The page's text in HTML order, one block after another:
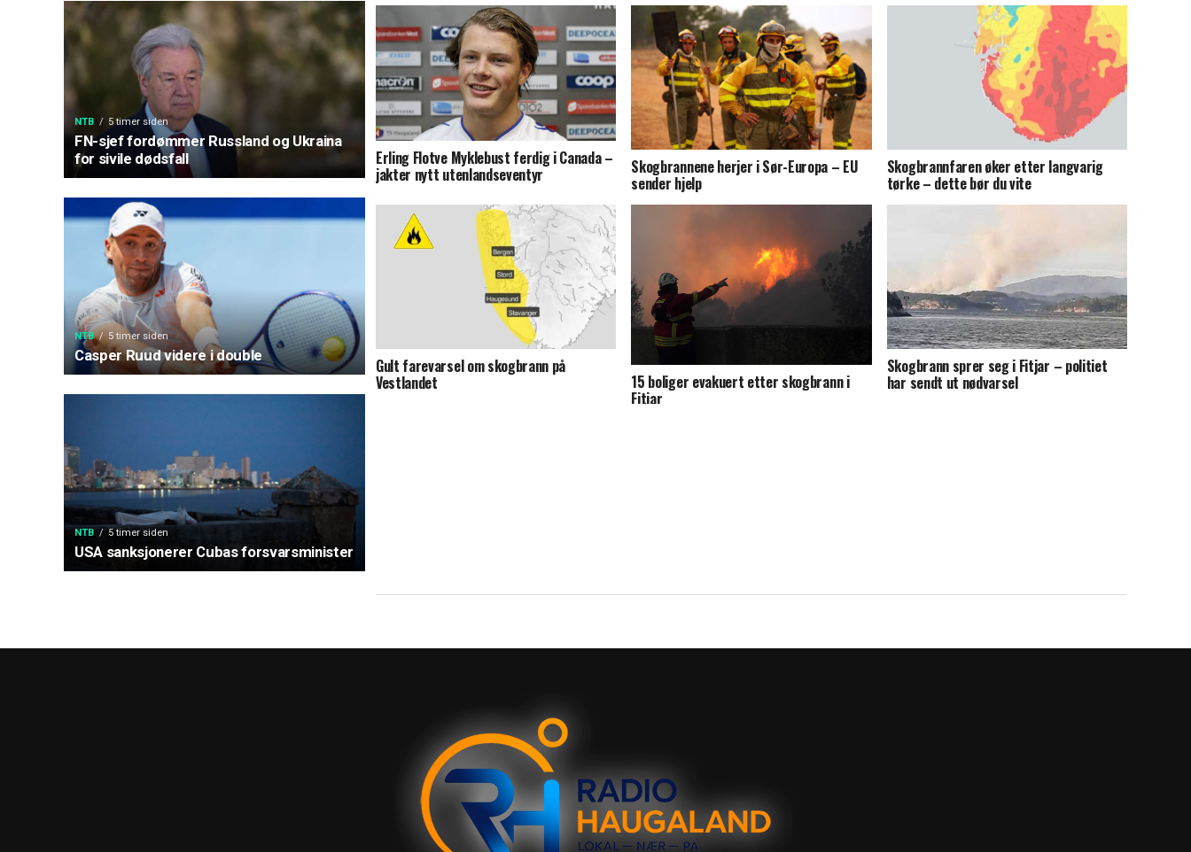
NTB 5 timer siden
FN-sjef fordømmer Russland og Ukraina
for sivile dødsfall
NTB 5 timer siden
Casper Ruud videre i double
NTB 5 timer siden
USA sanksjonerer Cubas forsvarsminister
Erling Flotve Myklebust ferdig i Canada –
jakter nytt utenlandseventyr Skogbrannene herjer i Sør-Europa – EU
sender hjelp
Skogbrannfaren øker etter langvarig
tørke – dette bør du vite
Gult farevarsel om skogbrann på
Vestlandet 15 boliger evakuert etter skogbrann i
Fitjar
Skogbrann sprer seg i Fitjar – politiet
har sendt ut nødvarsel